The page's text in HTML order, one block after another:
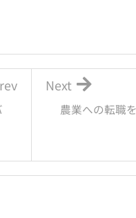
農業への転職
Next